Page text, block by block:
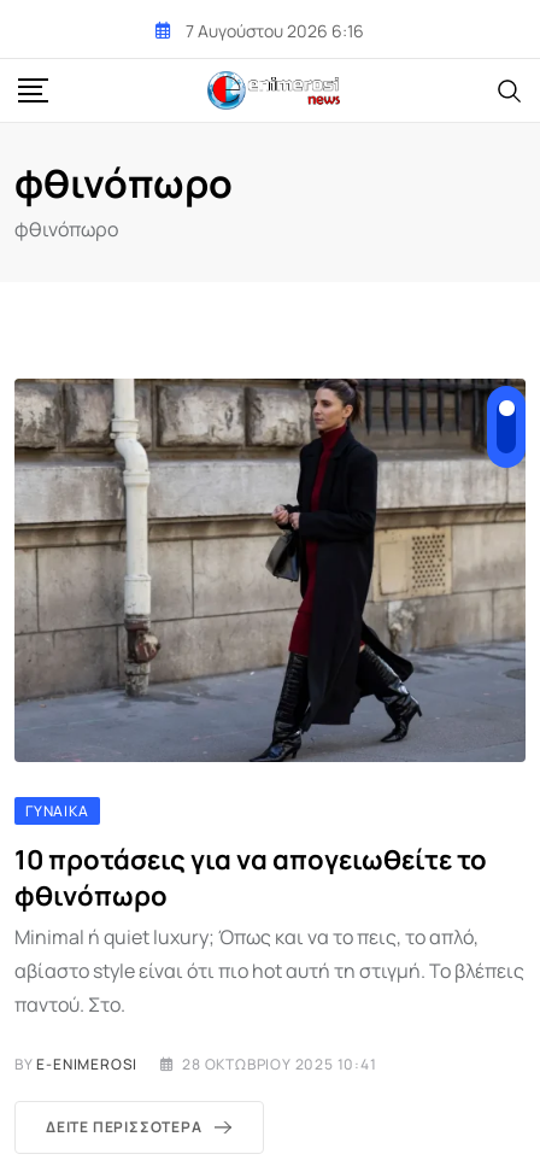
content
7 Αυγούστου 2026 6:16
φθινόπωρο
φθινόπωρο
ΓΥΝΑΊΚΑ
10 προτάσεις για να απογειωθείτε το
φθινόπωρο
Minimal ή quiet luxury; Όπως και να το πεις, το απλό,
αβίαστο style είναι ότι πιο hot αυτή τη στιγμή. Το βλέπεις
παντού. Στο.
BYE-ENIMEROSI 28 ΟΚΤΩΒΡΊΟΥ 2025 10:41
ΔΕΊΤΕ ΠΕΡΙΣΣΌΤΕΡΑ